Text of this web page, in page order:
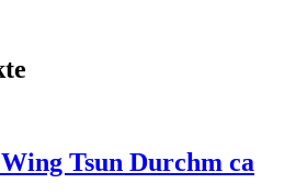
Tsun Durchm ca